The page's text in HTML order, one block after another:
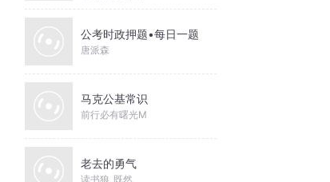
公考时政押题•每日一题
唐派森
马克公基常识
前行必有曙光M
老去的勇气
读书狼_既然